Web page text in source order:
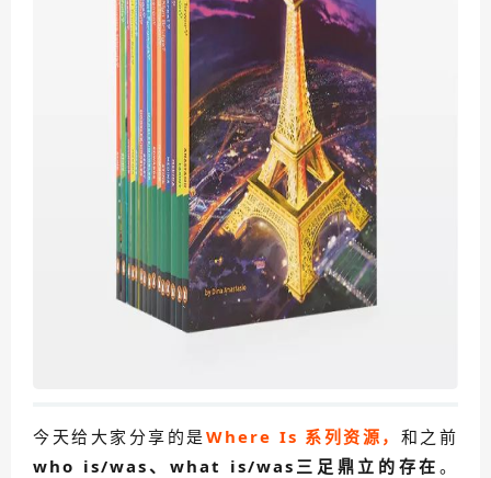
今天给大家分享的是Where Is 系列资源， 和之前
who is/was、what is/was三足鼎立的存在 。